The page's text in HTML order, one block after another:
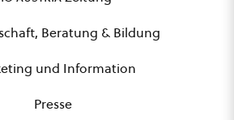
Beratung & Bildung
und Information
Presse